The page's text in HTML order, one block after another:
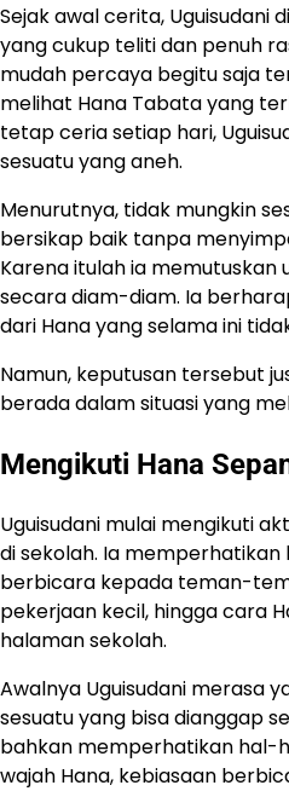
Sejak awal cerita, Uguisudani
yang cukup teliti dan penuh
mudah percaya begitu saja
melihat Hana Tabata yang
tetap ceria setiap hari,
sesuatu yang aneh.
Menurutnya, tidak mungkin
bersikap baik tanpa
Karena itulah ia memutuskan
secara diam-diam. Ia
dari Hana yang selama ini
Namun, keputusan tersebut
berada dalam situasi yang
Mengikuti Hana
Uguisudani mulai mengikuti
di sekolah. Ia memperhatikan
berbicara kepada teman-
pekerjaan kecil, hingga cara
halaman sekolah.
Awalnya Uguisudani merasa
sesuatu yang bisa dianggap
bahkan memperhatikan hal-
wajah Hana, kebiasaan